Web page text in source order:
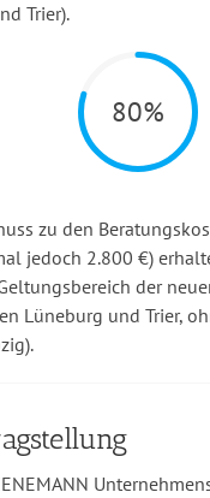
Trier).
80%
zu den
jedoch 2.800 €)
der
Lüneburg und Trier,